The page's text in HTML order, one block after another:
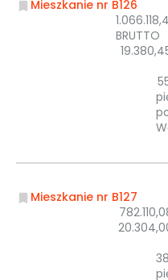
Mieszkanie nr B126
BRUTTO
Mieszkanie nr B127